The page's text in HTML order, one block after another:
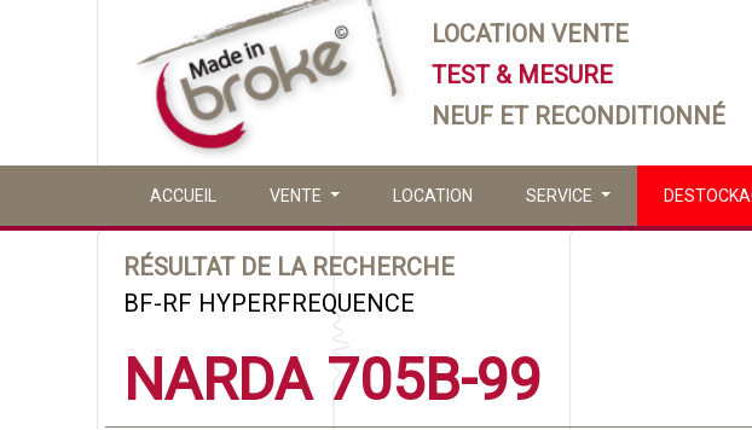
LOCATION VENTE
TEST & MESURE
NEUF ET RECONDITIONNÉ
ACCUEIL VENTE LOCATION SERVICE
RÉSULTAT DE LA RECHERCHE
BF-RF HYPERFREQUENCE
NARDA 705B-99